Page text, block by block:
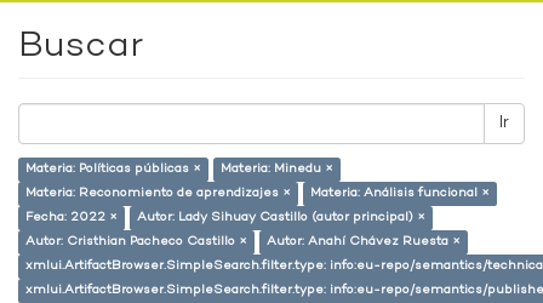
Buscar
Ir
Materia: Políticas públicas ×
Materia: Minedu ×
Materia: Reconomiento de aprendizajes ×
Materia: Análisis funcional ×
Fecha: 2022 ×
Autor: Lady Sihuay Castillo (autor principal) ×
Autor: Cristhian Pacheco Castillo ×
Autor: Anahí Chávez Ruesta ×
xmlui.ArtifactBrowser.SimpleSearch.filter.type: info:eu-repo/semantics/
xmlui.ArtifactBrowser.SimpleSearch.filter.type: info:eu-repo/semantics/